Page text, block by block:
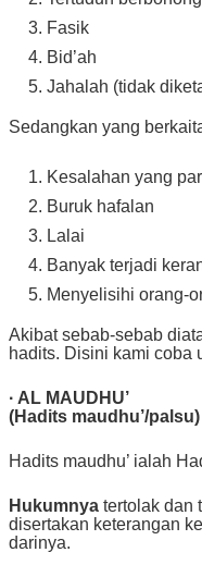
Fasik
Bid’ah
Jahalah (tidak
Sedangkan yang
Kesalahan yang
Buruk hafalan
Lalai
Banyak terjadi
Menyelisihi orang-
Akibat sebab-sebab
hadits. Disini kami coba
· AL MAUDHU’
(Hadits maudhu’/palsu)
Hadits maudhu’ ialah
Hukumnya tertolak dan
disertakan keterangan
darinya.